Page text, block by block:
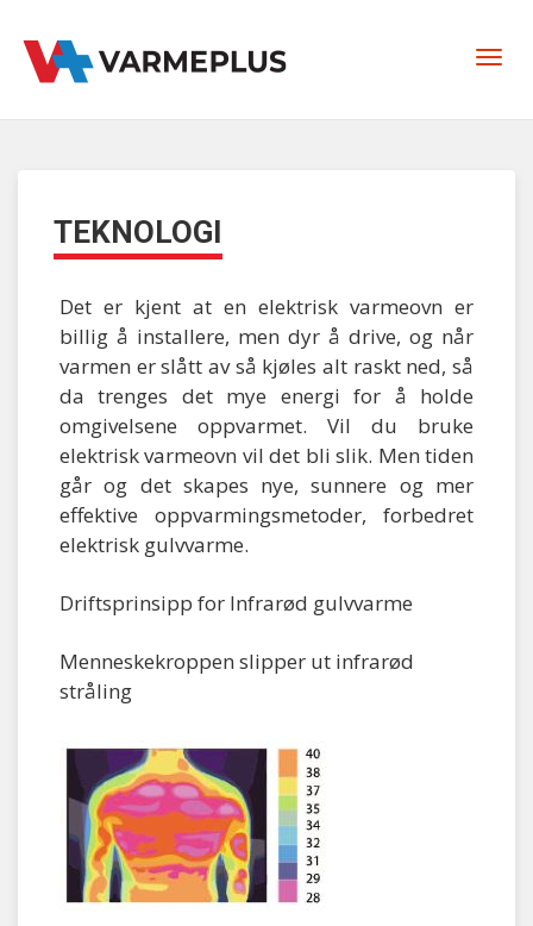
TEKNOLOGI
Det er kjent at en elektrisk varmeovn er
billig å installere, men dyr å drive, og når
varmen er slått av så kjøles alt raskt ned, så
da trenges det mye energi for å holde
omgivelsene oppvarmet. Vil du bruke
elektrisk varmeovn vil det bli slik. Men tiden
går og det skapes nye, sunnere og mer
effektive oppvarmingsmetoder, forbedret
elektrisk gulvvarme.
Driftsprinsipp for Infrarød gulvvarme
Menneskekroppen slipper ut infrarød
stråling